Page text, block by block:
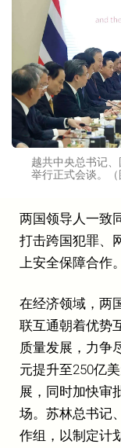
越共中央总书记
举行正式会谈。（
两国领导人一致
打击跨国犯罪、
上安全保障合作。
在经济领域，两
联互通朝着优势
质量发展，力争
元提升至250亿
展，同时加快审
场。苏林总书记
作组，以制定计